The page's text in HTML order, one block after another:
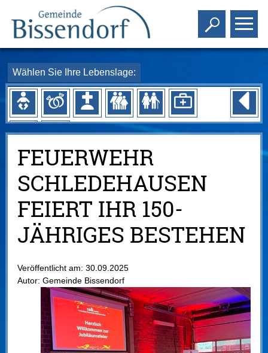
Toggle
Wählen Sie Ihre Lebenslage:
FEUERWEHR
SCHLEDEHAUSEN
FEIERT IHR 150-
JÄHRIGES BESTEHEN
Veröffentlicht am: 30.09.2025
Autor: Gemeinde Bissendorf